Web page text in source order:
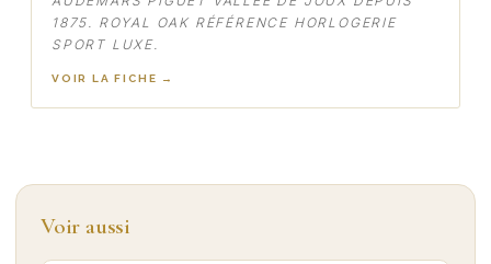
1875. ROYAL OAK RÉFÉRENCE HORLOGERIE
SPORT LUXE.
VOIR LA FICHE →
Voir aussi